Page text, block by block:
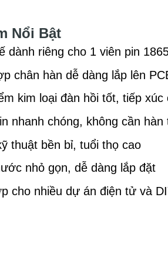
Nổi Bật
dành riêng cho 1 viên pin
chân hàn dễ dàng lắp lên
kim loại đàn hồi tốt, tiếp xúc
nhanh chóng, không cần
thuật bền bỉ, tuổi thọ cao
nhỏ gọn, dễ dàng lắp đặt
cho nhiều dự án điện tử và